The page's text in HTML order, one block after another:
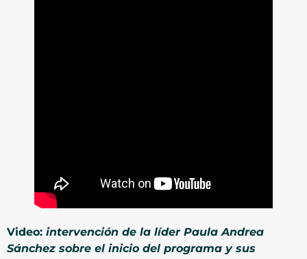
Video: intervención de la líder Paula Andrea
Sánchez sobre el inicio del programa y sus